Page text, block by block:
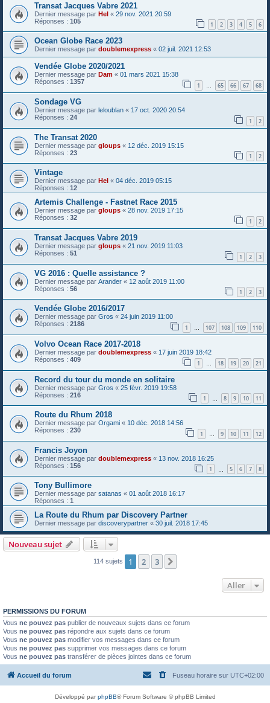
Transat Jacques Vabre 2021
Dernier message par Hel « 29 nov. 2021 20:59
Réponses : 105 1 2 3 4 5 6
Ocean Globe Race 2023
Dernier message par doublemexpress « 02 juil. 2021 12:53
Vendée Globe 2020/2021
Dernier message par Dam « 01 mars 2021 15:38
Réponses : 1357 1 65 66 67 68
Sondage VG
Dernier message par leloublan « 17 oct. 2020 20:54
Réponses : 24 1 2
The Transat 2020
Dernier message par gloups « 12 déc. 2019 15:15
Réponses : 23 1 2
Vintage
Dernier message par Hel « 04 déc. 2019 05:15
Réponses : 12
Artemis Challenge - Fastnet Race 2015
Dernier message par gloups « 28 nov. 2019 17:15
Réponses : 32 1 2
Transat Jacques Vabre 2019
Dernier message par gloups « 21 nov. 2019 11:03
Réponses : 51 1 2 3
VG 2016 : Quelle assistance ?
Dernier message par Arander « 12 août 2019 11:00
Réponses : 56 1 2 3
Vendée Globe 2016/2017
Dernier message par Gros « 24 juin 2019 11:00
Réponses : 2186 1 … 107 108 109 110
Volvo Ocean Race 2017-2018
Dernier message par doublemexpress « 17 juin 2019 18:42
Réponses : 409 1 18 19 20 21
Record du tour du monde en solitaire
Dernier message par Gros « 25 févr. 2019 19:58
Réponses : 216 1 8 9 10 11
Route du Rhum 2018
Dernier message par Orgami « 10 déc. 2018 14:56
Réponses : 230 1 … 9 10 11 12
Francis Joyon
Dernier message par doublemexpress « 13 nov. 2018 16:25
Réponses : 156 1 5 6 7 8
Tony Bullimore
Dernier message par satanas « 01 août 2018 16:17
Réponses : 1
La Route du Rhum par Discovery Partner
Dernier message par discoverypartner « 30 juil. 2018 17:45
Nouveau sujet
114 sujets 1 2 3
Aller
PERMISSIONS DU FORUM
Vous ne pouvez pas publier de nouveaux sujets dans ce forum
Vous ne pouvez pas répondre aux sujets dans ce forum
Vous ne pouvez pas modifier vos messages dans ce forum
Vous ne pouvez pas supprimer vos messages dans ce forum
Vous ne pouvez pas transférer de pièces jointes dans ce forum
Accueil du forum Fuseau horaire sur UTC+02:00
Développé parphpBB® Forum Software © phpBB Limited